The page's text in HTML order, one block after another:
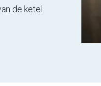
de ketel